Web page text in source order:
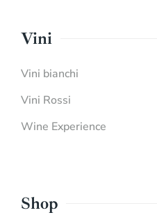
Vini
Vini bianchi
Vini Rossi
Wine Experience
Shop